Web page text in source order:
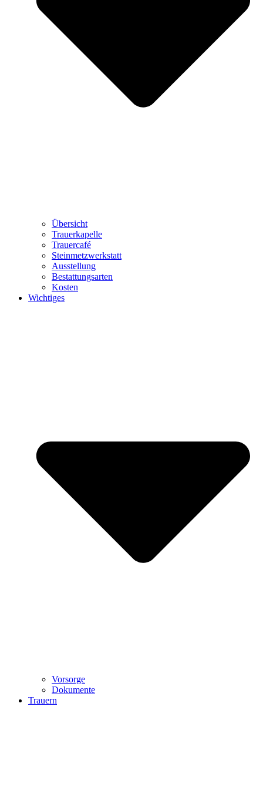
Übersicht
Trauerkapelle
Trauercafé
Steinmetzwerkstatt
Ausstellung
Bestattungsarten
Kosten
Wichtiges
Vorsorge
Dokumente
Trauern